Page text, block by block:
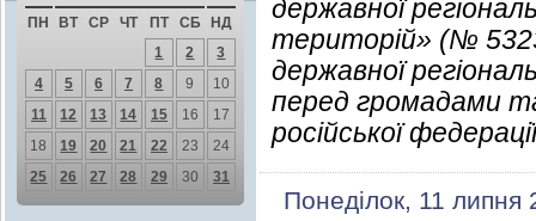
ПН ВТ СР ЧТ ПТ СБ
НД
1
2
3
4
5 6 7 8 9
10
11
12 13 14 15 16
17
18
19 20 21 22 23
24
25
26 27 28 29 30 31
державної
територій» (№
державної
перед громадами та
російської
Понеділок, 11 липня